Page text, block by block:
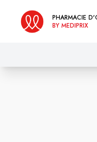
PHARMACIE
BY MEDIPRIX